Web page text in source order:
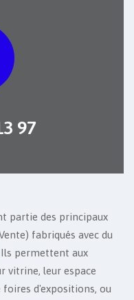
97
partie des principaux
fabriqués avec du
permettent aux
vitrine, leur espace
foires d'expositions, ou